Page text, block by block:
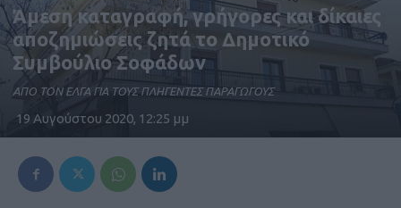
Άμεση καταγραφή, γρήγορες και δίκαιες
αποζημιώσεις ζητά το Δημοτικό
Συμβούλιο Σοφάδων
ΑΠΟ ΤΟΝ ΕΛΓΑ ΓΙΑ ΤΟΥΣ ΠΛΗΓΕΝΤΕΣ ΠΑΡΑΓΩΓΟΥΣ
19 Αυγούστου 2020, 12:25 μμ